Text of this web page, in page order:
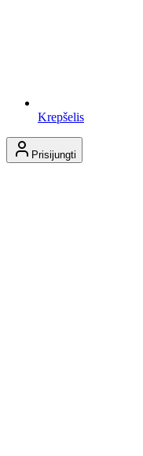
Krepšelis
Prisijungti